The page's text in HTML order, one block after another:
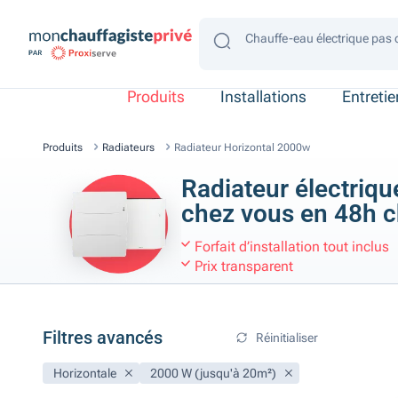
Chauffe-eau électrique pas
Chauffe-eau électrique gain
Chauffe-eau électrique 4
Chauffe-eau électrique 2
Chauffe-eau électrique
Produits Installations
Produits Radiateurs Radiateur Horizontal 2000w
Radiateur
chez vous en 48h
Forfait d’installation tout inclus
Prix transparent
Filtres avancés Réinitialiser
Horizontale 2000 W (jusqu'à 20m²)